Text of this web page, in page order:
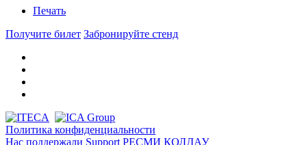
Печать
Получите билет Забронируйте стенд
Политика конфиденциальности
Нас поддержали Support РЕСМИ ҚОЛДАУ